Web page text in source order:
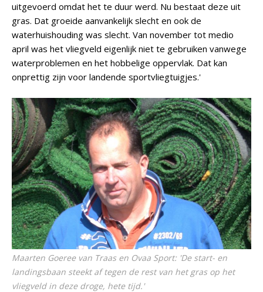
uitgevoerd omdat het te duur werd. Nu bestaat deze uit
gras. Dat groeide aanvankelijk slecht en ook de
waterhuishouding was slecht. Van november tot medio
april was het vliegveld eigenlijk niet te gebruiken vanwege
waterproblemen en het hobbelige oppervlak. Dat kan
onprettig zijn voor landende sportvliegtuigjes.'
Maarten Goeree van Traas en Ovaa Sport: 'De start- en
landingsbaan steekt af tegen de rest van het gras op het
vliegveld in deze droge, hete tijd.'